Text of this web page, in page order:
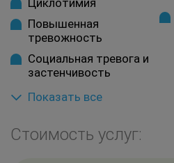
Циклотимия
Повышенная
тревожность
Социальная тревога и
застенчивость
Показать все
Стоимость услуг: